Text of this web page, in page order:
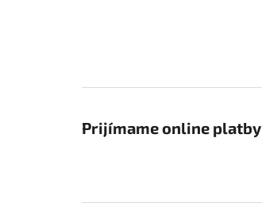
Prijímame online platby